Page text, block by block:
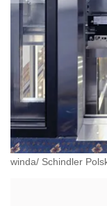
winda/ Schindler